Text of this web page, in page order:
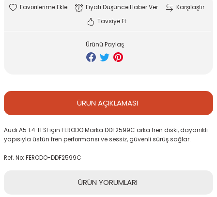
Fiyatı Düşünce Haber Ver
Karşılaştır
Tavsiye Et
Ürünü Paylaş
ÜRÜN AÇIKLAMASI
Audi A5 1.4 TFSI için FERODO Marka DDF2599C arka fren diski, dayanıklı
yapısıyla üstün fren performansı ve sessiz, güvenli sürüş sağlar.
Ref. No: FERODO-DDF2599C
ÜRÜN YORUMLARI